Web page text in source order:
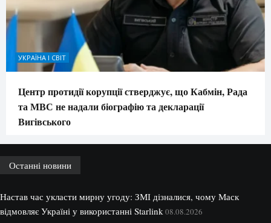
УКРАЇНА І СВІТ
Центр протидії корупції стверджує, що Кабмін, Рада
та МВС не надали біографію та декларації
Вигівського
Останні новини
Настав час укласти мирну угоду: ЗМІ дізналися, чому Маск
відмовляє Україні у використанні Starlink 08.08.2026